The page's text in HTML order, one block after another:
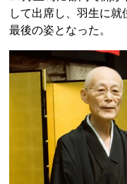
して出席し、羽生に
最後の姿となった。